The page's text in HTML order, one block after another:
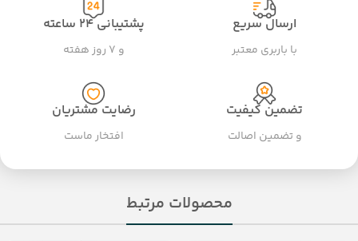
ارسال سریع
با باربری معتبر
پشتیبانی ۲۴ ساعته
و ۷ روز هفته
تضمین کیفیت
و تضمین اصالت
رضایت مشتریان
افتخار ماست
محصولات مرتبط